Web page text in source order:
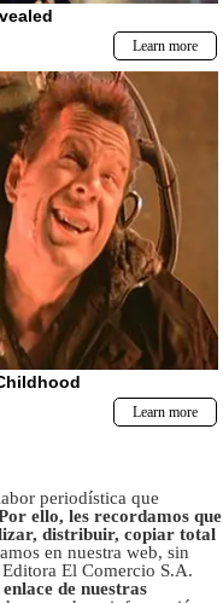
periodística que
ello, les recordamos que
distribuir, copiar total
en nuestra web, sin
El Comercio S.A.
de nuestras